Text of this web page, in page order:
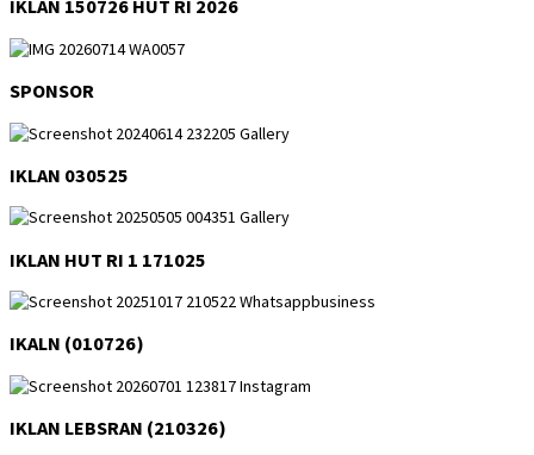
IKLAN 150726 HUT RI 2026
SPONSOR
IKLAN 030525
IKLAN HUT RI 1 171025
IKALN (010726)
IKLAN LEBSRAN (210326)